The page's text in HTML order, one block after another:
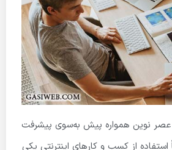
عصر نوین همواره پیش به‌سوی پیشرفت
استفاده از کسب و کارهای اینترنتی یکی